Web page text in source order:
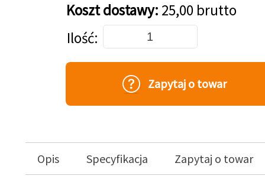
Koszt dostawy: 25,00 brutto
Dodaj do koszyka
Ilość
Zapytaj o towar
Opis Specyfikacja Zapytaj o towar